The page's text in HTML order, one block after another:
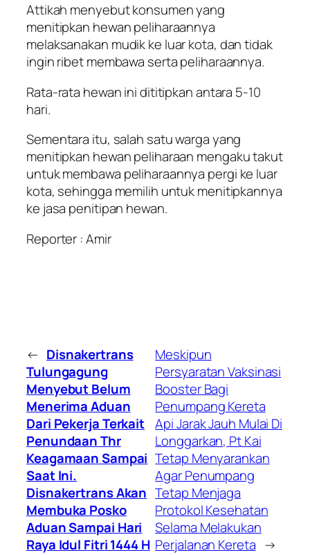
Attikah menyebut konsumen yang
menitipkan hewan peliharaannya
melaksanakan mudik ke luar kota, dan tidak
ingin ribet membawa serta peliharaannya.
Rata-rata hewan ini dititipkan antara 5-10
hari.
Sementara itu, salah satu warga yang
menitipkan hewan peliharaan mengaku takut
untuk membawa peliharaannya pergi ke luar
kota, sehingga memilih untuk menitipkannya
ke jasa penitipan hewan.
Reporter : Amir
← Disnakertrans
Tulungagung
Menyebut Belum
Menerima Aduan
Dari Pekerja Terkait
Penundaan Thr
Keagamaan Sampai
Saat Ini.
Disnakertrans Akan
Membuka Posko
Aduan Sampai Hari
Raya Idul Fitri 1444 H
Meskipun
Persyaratan Vaksinasi
Booster Bagi
Penumpang Kereta
Api Jarak Jauh Mulai Di
Longgarkan, Pt Kai
Tetap Menyarankan
Agar Penumpang
Tetap Menjaga
Protokol Kesehatan
Selama Melakukan
Perjalanan Kereta →